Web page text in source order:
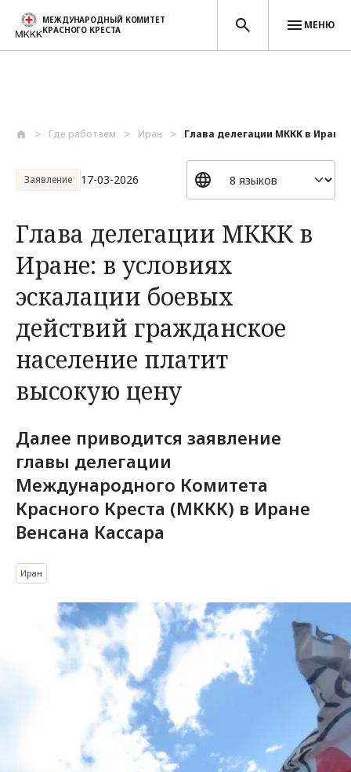
МЕЖДУНАРОДНЫЙ КОМИТЕТ
КРАСНОГО КРЕСТА
МЕНЮ
Где работаем Иран Глава делегации МККК в Иране:
Заявление 17-03-2026
Глава делегации МККК в
Иране: в условиях
эскалации боевых
действий гражданское
население платит
высокую цену
Далее приводится заявление
главы делегации
Международного Комитета
Красного Креста (МККК) в Иране
Венсана Кассара
Иран